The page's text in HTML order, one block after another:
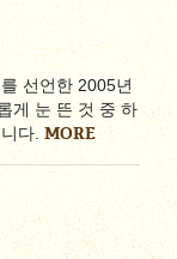
선언한 2005년
게 눈 뜬 것 중 하
니다.MORE